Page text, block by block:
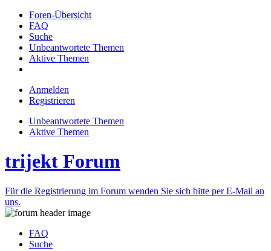
Foren-Übersicht
FAQ
Suche
Unbeantwortete Themen
Aktive Themen
Anmelden
Registrieren
Unbeantwortete Themen
Aktive Themen
trijekt Forum
Für die Registrierung im Forum wenden Sie sich bitte per E-Mail an
uns.
FAQ
Suche